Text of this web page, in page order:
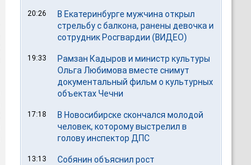
20:26
В Екатеринбурге мужчина открыл
стрельбу с балкона, ранены девочка и
сотрудник Росгвардии (ВИДЕО)
19:33
Рамзан Кадыров и министр культуры
Ольга Любимова вместе снимут
документальный фильм о культурных
объектах Чечни
17:18
В Новосибирске скончался молодой
человек, которому выстрелил в
голову инспектор ДПС
13:13
Собянин объяснил рост